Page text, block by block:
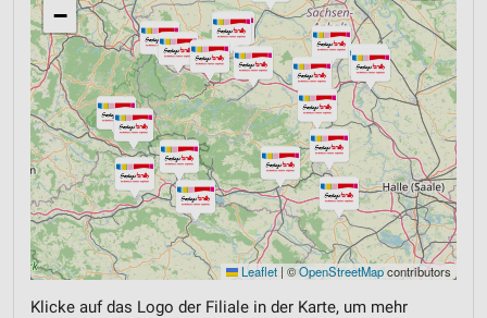
−
Leaflet | ©OpenStreetMapcontributors
Klicke auf das Logo der Filiale in der Karte, um mehr